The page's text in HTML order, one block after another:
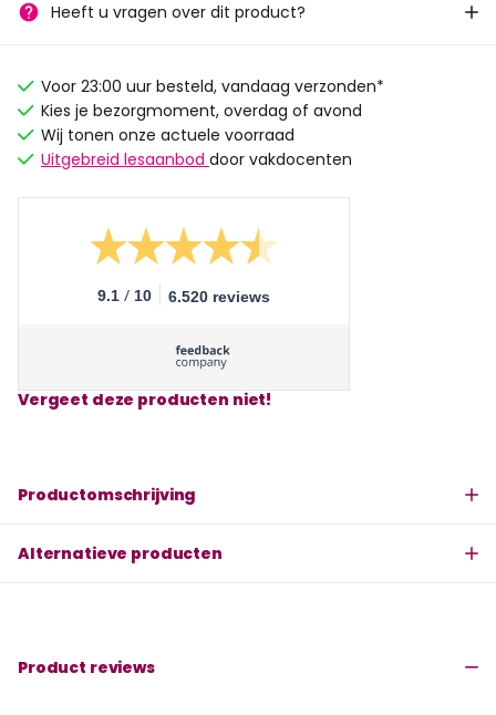
Heeft u vragen over dit product?
Voor 23:00 uur besteld, vandaag verzonden*
Kies je bezorgmoment, overdag of avond
Wij tonen onze actuele voorraad
Uitgebreid lesaanbod door vakdocenten
9.1 / 10 6.520 reviews
Vergeet deze producten niet!
Productomschrijving
Alternatieve producten
Product reviews